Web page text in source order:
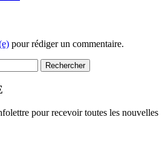
pour rédiger un commentaire.
pour recevoir toutes les nouvelles